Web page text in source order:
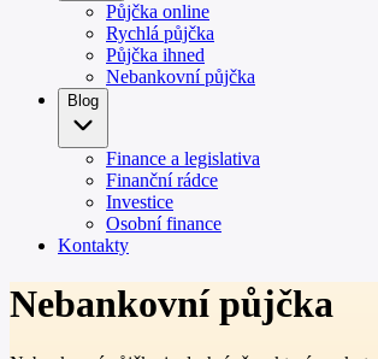
Půjčka online
Rychlá půjčka
Půjčka ihned
Nebankovní půjčka
Blog
Finance a legislativa
Finanční rádce
Investice
Osobní finance
Kontakty
Nebankovní půjčka